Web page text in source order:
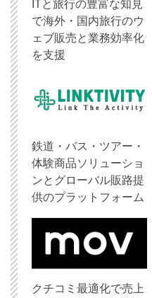
ITと旅行の豊富な知見
で海外・国内旅行のウ
ェブ販売と業務効率化
を支援
鉄道・バス・ツアー・
体験商品ソリューショ
ンとグローバル販路提
供のプラットフォーム
クチコミ最適化で売上